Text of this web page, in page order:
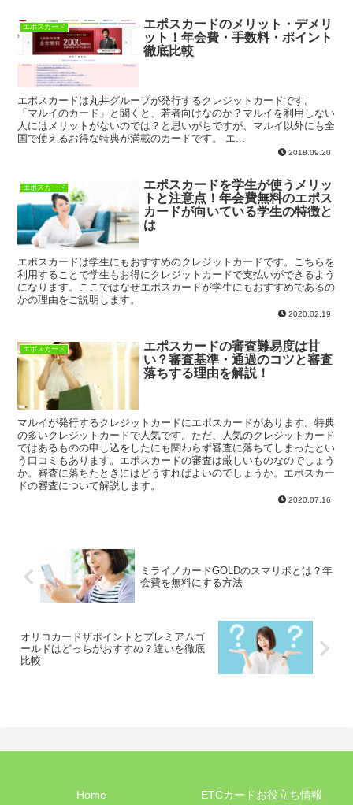
エポスカード
エポスカードのメリット・デメリ
ット！年会費・手数料・ポイント
徹底比較
エポスカードは丸井グループが発行するクレジットカードです。
「マルイのカード」と聞くと、若者向けなのか？マルイを利用しない
人にはメリットがないのでは？と思いがちですが、マルイ以外にも全
国で使えるお得な特典が満載のカードです。 エ...
2018.09.20
エポスカード
エポスカードを学生が使うメリッ
トと注意点！年会費無料のエポス
カードが向いている学生の特徴と
は
エポスカードは学生にもおすすめのクレジットカードです。こちらを
利用することで学生もお得にクレジットカードで支払いができるよう
になります。ここではなぜエポスカードが学生にもおすすめであるの
かの理由をご説明します。
2020.02.19
エポスカード
エポスカードの審査難易度は甘
い？審査基準・通過のコツと審査
落ちする理由を解説！
マルイが発行するクレジットカードにエポスカードがあります。特典
の多いクレジットカードで人気です。ただ、人気のクレジットカード
ではあるものの申し込をしたにも関わらず審査に落ちてしまったとい
う口コミもあります。エポスカードの審査は厳しいものなのでしょう
か。審査に落ちたときにはどうすればよいのでしょうか。エポスカー
ドの審査について解説します。
2020.07.16
ミライノカードGOLDのスマリボとは？年
会費を無料にする方法
オリコカードザポイントとプレミアムゴ
ールドはどっちがおすすめ？違いを徹底
比較
Home ETCカードお役立ち情報